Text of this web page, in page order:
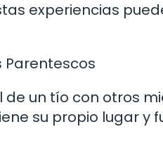
experiencias
un tío con otros
su propio lugar y